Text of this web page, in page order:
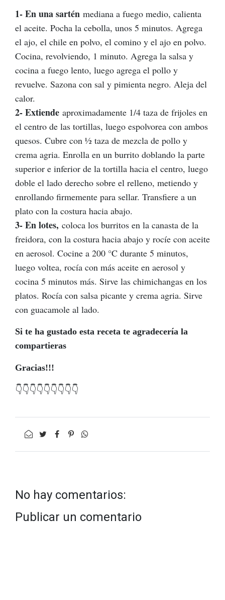
1- En una sartén mediana a fuego medio, calienta
el aceite. Pocha la cebolla, unos 5 minutos. Agrega
el ajo, el chile en polvo, el comino y el ajo en polvo.
Cocina, revolviendo, 1 minuto. Agrega la salsa y
cocina a fuego lento, luego agrega el pollo y
revuelve. Sazona con sal y pimienta negro. Aleja del
calor.
2- Extiende aproximadamente 1/4 taza de frijoles en
el centro de las tortillas, luego espolvorea con ambos
quesos. Cubre con 1⁄2 taza de mezcla de pollo y
crema agria. Enrolla en un burrito doblando la parte
superior e inferior de la tortilla hacia el centro, luego
doble el lado derecho sobre el relleno, metiendo y
enrollando firmemente para sellar. Transfiere a un
plato con la costura hacia abajo.
3- En lotes, coloca los burritos en la canasta de la
freidora, con la costura hacia abajo y rocíe con aceite
en aerosol. Cocine a 200 °C durante 5 minutos,
luego voltea, rocía con más aceite en aerosol y
cocina 5 minutos más. Sirve las chimichangas en los
platos. Rocía con salsa picante y crema agria. Sirve
con guacamole al lado.
Si te ha gustado esta receta te agradecería la
compartieras
Gracias!!!
👇👇👇👇👇👇👇👇👇
No hay comentarios:
Publicar un comentario